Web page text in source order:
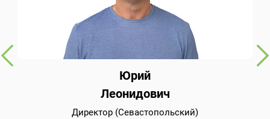
Юрий
Леонидович
Директор (Севастопольский)